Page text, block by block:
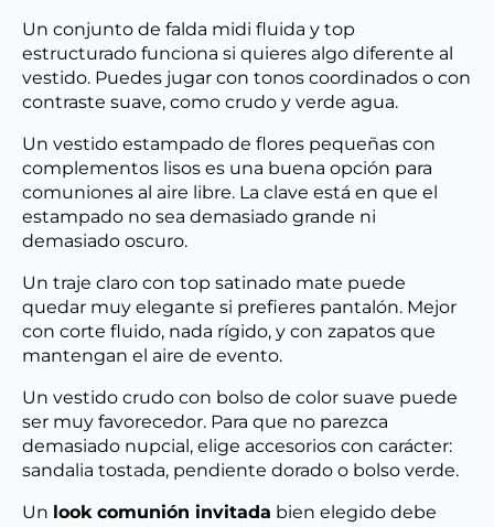
Un conjunto de falda midi fluida y top
estructurado funciona si quieres algo diferente al
vestido. Puedes jugar con tonos coordinados o con
contraste suave, como crudo y verde agua.
Un vestido estampado de flores pequeñas con
complementos lisos es una buena opción para
comuniones al aire libre. La clave está en que el
estampado no sea demasiado grande ni
demasiado oscuro.
Un traje claro con top satinado mate puede
quedar muy elegante si prefieres pantalón. Mejor
con corte fluido, nada rígido, y con zapatos que
mantengan el aire de evento.
Un vestido crudo con bolso de color suave puede
ser muy favorecedor. Para que no parezca
demasiado nupcial, elige accesorios con carácter:
sandalia tostada, pendiente dorado o bolso verde.
Un look comunión invitada bien elegido debe